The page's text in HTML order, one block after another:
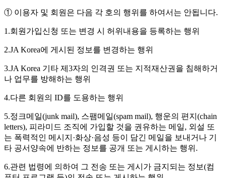
① 이용자 및 회원은 다음 각 호의 행위를 하여서는 안됩니다.
1.회원가입신청 또는 변경 시 허위내용을 등록하는 행위
2.JA Korea에 게시된 정보를 변경하는 행위
3.JA Korea 기타 제3자의 인격권 또는 지적재산권을 침해하거
나 업무를 방해하는 행위
4.다른 회원의 ID를 도용하는 행위
5.정크메일(junk mail), 스팸메일(spam mail), 행운의 편지(chain
letters), 피라미드 조직에 가입할 것을 권유하는 메일, 외설 또
는 폭력적인 메시지·화상·음성 등이 담긴 메일을 보내거나 기
타 공서양속에 반하는 정보를 공개 또는 게시하는 행위.
6.관련 법령에 의하여 그 전송 또는 게시가 금지되는 정보(컴